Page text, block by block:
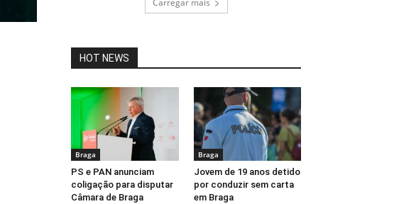
Carregar mais
HOT NEWS
Braga
PS e PAN anunciam
coligação para disputar
Câmara de Braga
Braga
Jovem de 19 anos detido
por conduzir sem carta
em Braga